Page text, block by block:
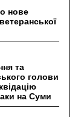
нове
та
голови
на Суми